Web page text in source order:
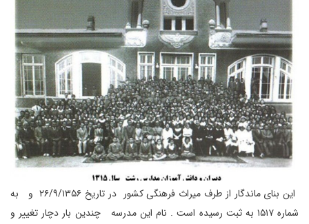
این بنای ماندگار از طرف میراث فرهنگی کشور در تاریخ ۲۶/۹/۱۳۵۶ و به
شماره ۱۵۱۷ به ثبت رسیده است . نام این مدرسه چندین بار دچار تغییر و